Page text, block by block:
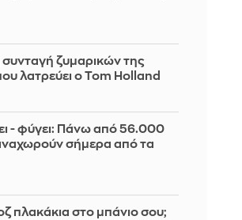
συνταγή ζυμαρικών της
λατρεύει ο Tom Holland
- φύγει: Πάνω από 56.000
σήμερα από τα
πλακάκια στο μπάνιο σου;